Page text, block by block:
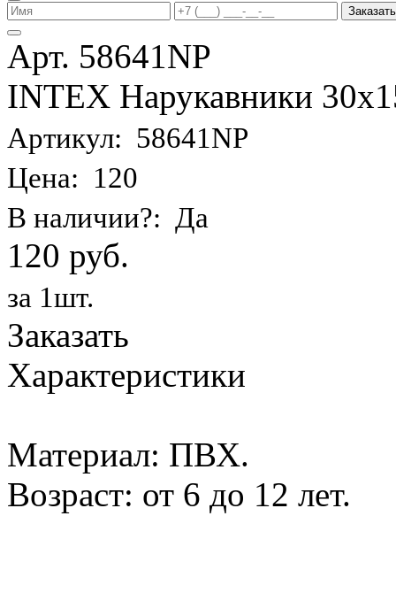
Заказать
Арт. 58641NP
INTEX Нарукавники
Артикул: 58641NP
Цена: 120
В наличии?: Да
120 руб.
за 1шт.
Заказать
Характеристики
Материал: ПВХ.
Возраст: от 6 до 12 лет.